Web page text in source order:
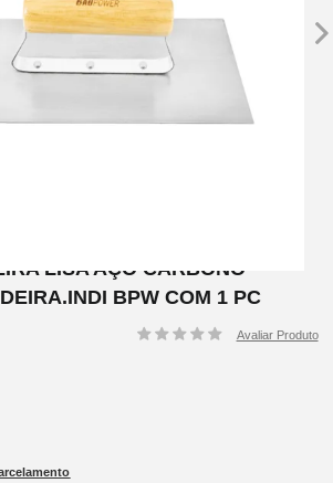
LISA AÇO CARBONO
BPW COM 1 PC